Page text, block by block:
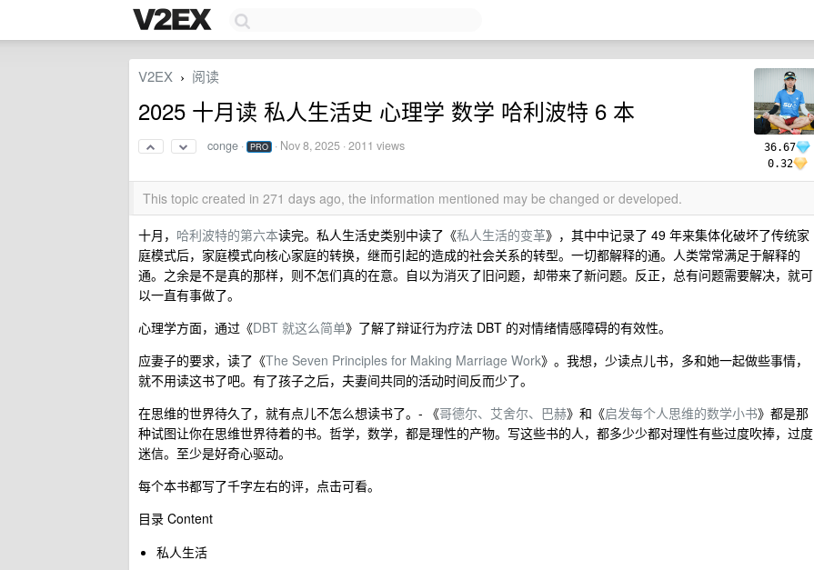
36.67
0.32
V2EX › 阅读
2025 十月读 私人生活史 心理学 数学 哈利波特 6 本
conge · PRO · Nov 8, 2025 · 2011 views
This topic created in 271 days ago, the information mentioned may be changed or developed.
十月， 哈利波特的第六本读完。私人生活史类别中读了《私人生活的变革》，其中中记录了 49 年来集体化破坏了传统家
庭模式后，家庭模式向核心家庭的转换，继而引起的造成的社会关系的转型。一切都解释的通。人类常常满足于解释的
通。之余是不是真的那样，则不怎们真的在意。自以为消灭了旧问题，却带来了新问题。反正，总有问题需要解决，就可
以一直有事做了。
心理学方面，通过《DBT 就这么简单》了解了辩证行为疗法 DBT 的对情绪情感障碍的有效性。
应妻子的要求，读了《The Seven Principles for Making Marriage Work》。我想，少读点儿书，多和她一起做些事情，
就不用读这书了吧。有了孩子之后，夫妻间共同的活动时间反而少了。
在思维的世界待久了，就有点儿不怎么想读书了。- 《哥德尔、艾舍尔、巴赫》和《启发每个人思维的数学小书》都是那
种试图让你在思维世界待着的书。哲学，数学，都是理性的产物。写这些书的人，都多少少都对理性有些过度吹捧，过度
迷信。至少是好奇心驱动。
每个本书都写了千字左右的评，点击可看。
目录 Content
私人生活